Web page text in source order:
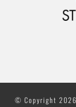
© Copyright